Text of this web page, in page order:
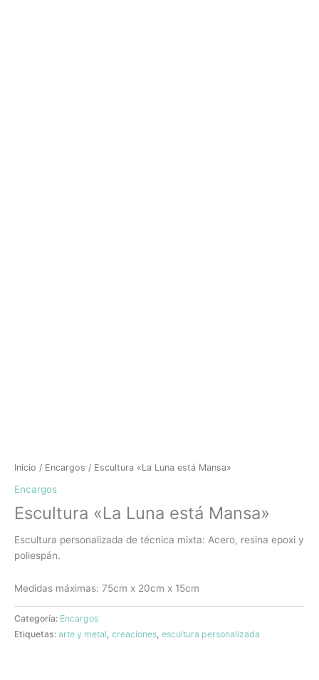
Inicio / Encargos / Escultura «La Luna está Mansa»
Encargos
Escultura «La Luna está Mansa»
Escultura personalizada de técnica mixta: Acero, resina epoxi y
poliespán.
Medidas máximas: 75cm x 20cm x 15cm
Categoría: Encargos
Etiquetas: arte y metal, creaciones, escultura personalizada